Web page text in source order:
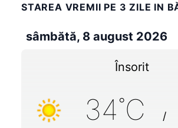
STAREA VREMII PE 3 ZILE IN
sâmbătă, 8 august 2026
Însorit
34˚C /